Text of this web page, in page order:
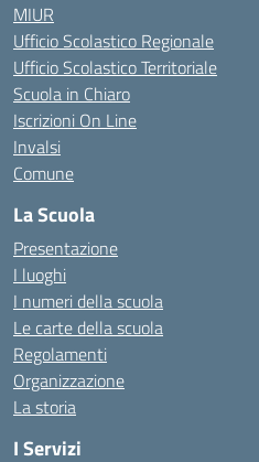
MIUR
Ufficio Scolastico Regionale
Ufficio Scolastico Territoriale
Scuola in Chiaro
Iscrizioni On Line
Invalsi
Comune
La Scuola
Presentazione
I luoghi
I numeri della scuola
Le carte della scuola
Regolamenti
Organizzazione
La storia
I Servizi